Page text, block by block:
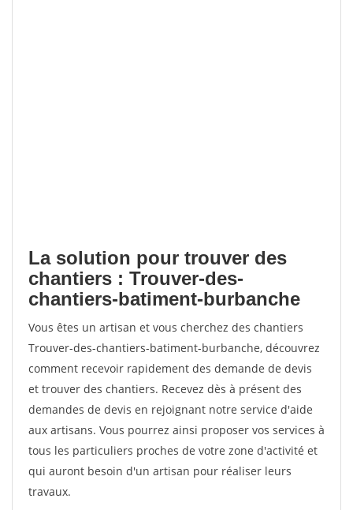
La solution pour trouver des
chantiers : Trouver-des-
chantiers-batiment-burbanche
Vous êtes un artisan et vous cherchez des chantiers
Trouver-des-chantiers-batiment-burbanche, découvrez
comment recevoir rapidement des demande de devis
et trouver des chantiers. Recevez dès à présent des
demandes de devis en rejoignant notre service d'aide
aux artisans. Vous pourrez ainsi proposer vos services à
tous les particuliers proches de votre zone d'activité et
qui auront besoin d'un artisan pour réaliser leurs
travaux.